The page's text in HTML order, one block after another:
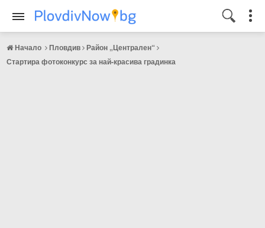
Начало Пловдив Район „Централен“
Стартира фотоконкурс за най-красива градинка